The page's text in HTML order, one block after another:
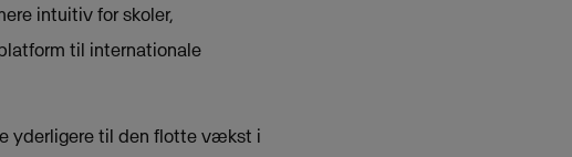
intuitiv for skoler,
til internationale
yderligere til den flotte vækst i